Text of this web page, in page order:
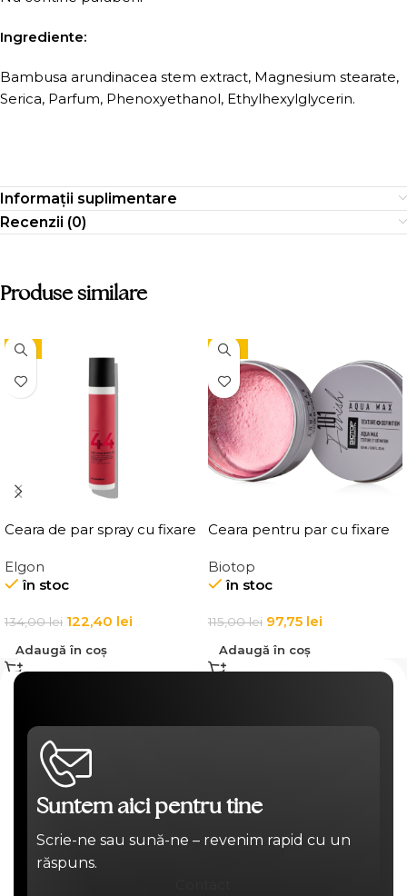
Ingrediente:
Bambusa arundinacea stem extract, Magnesium stearate,
Serica, Parfum, Phenoxyethanol, Ethylhexylglycerin.
Informații suplimentare
Recenzii (0)
Produse similare
-9%
Ceara de par spray cu fixare
Hold Spray Wax
Elgon
în stoc
134,00lei 122,40 lei
Adaugă în coș
-15%
Ceara pentru par cu fixare
Texture Definition
Biotop
în stoc
115,00lei 97,75 lei
Adaugă în coș
Suntem aici pentru tine
Scrie-ne sau sună-ne – revenim rapid cu un
răspuns.